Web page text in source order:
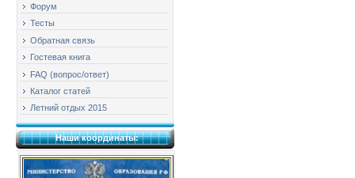
Форум
Тесты
Обратная связь
Гостевая книга
FAQ (вопрос/ответ)
Каталог статей
Летний отдых 2015
Наши координаты: